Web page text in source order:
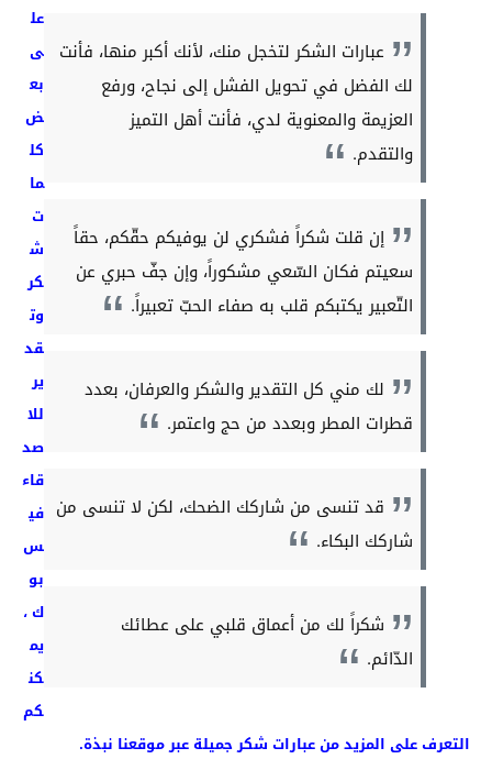
عبارات الشكر لتخجل منك، لأنك أكبر منها، فأنت
لك الفضل في تحويل الفشل إلى نجاح، ورفع
العزيمة والمعنوية لدي، فأنت أهل التميز
والتقدم.
إن قلت شكراً فشكري لن يوفيكم حقّكم، حقاً
سعيتم فكان السّعي مشكوراً، وإن جفّ حبري عن
التّعبير يكتبكم قلب به صفاء الحبّ تعبيراً.
لك مني كل التقدير والشكر والعرفان، بعدد
قطرات المطر وبعدد من حج واعتمر.
قد تنسى من شاركك الضحك، لكن لا تنسى من
شاركك البكاء.
شكراً لك من أعماق قلبي على عطائك
الدّائم.
عل
ى
بع
ض
كل
ما
ت
ش
كر
وت
قد
ير
للا
صد
قاء
في
س
بو
ك ،
يم
كن
كم
التعرف على المزيد من عبارات شكر جميلة عبر موقعنا نبذة.